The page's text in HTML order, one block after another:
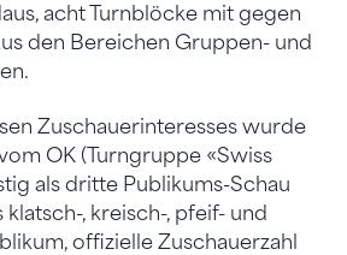
acht Turnblöcke mit gegen
den Bereichen Gruppen- und
Zuschauerinteresses wurde
OK (Turngruppe «Swiss
als dritte Publikums-Schau
klatsch-, kreisch-, pfeif- und
offizielle Zuschauerzahl